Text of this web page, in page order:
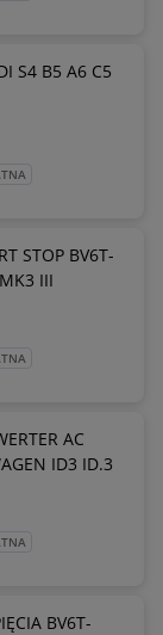
S4 B5 A6 C5
STOP BV6T-
III
AC
ID3 ID.3
BV6T-